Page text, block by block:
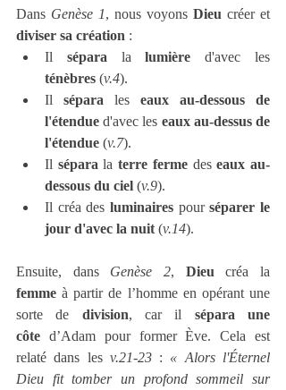
Dans Genèse 1, nous voyons Dieu
diviser sa création :
Il sépara la lumière
ténèbres (v.4).
Il sépara les eaux au-dessous de
l'étendue d'avec les eaux au-dessus de
l'étendue (v.7).
Il sépara la terre ferme des eaux au-
dessous du ciel (v.9).
Il créa des luminaires pour séparer le
jour d'avec la nuit (v.14).
Ensuite, dans Genèse 2, Dieu
femme à partir de l’homme en opérant une
sorte de division, car il sépara une
côte d’Adam pour former Ève. Cela est
relaté dans les v.21-23 : « Alors l'Éternel
Dieu fit tomber un profond sommeil sur